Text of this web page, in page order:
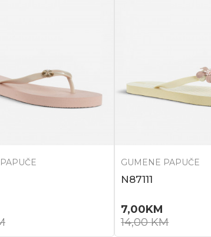
GUMENE PAPUČE
N87111
7,00KM
14,00KM